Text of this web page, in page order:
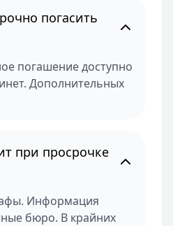
погасить
погашение доступно
Дополнительных
при просрочке
Информация
бюро. В крайних